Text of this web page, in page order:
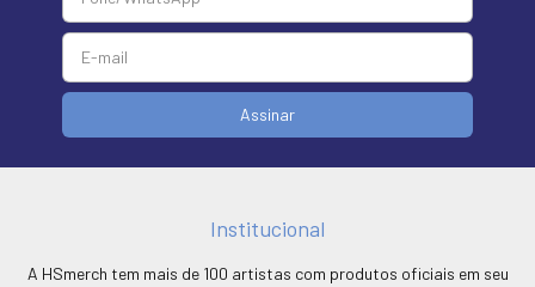
Institucional
A HSmerch tem mais de 100 artistas com produtos oficiais em seu